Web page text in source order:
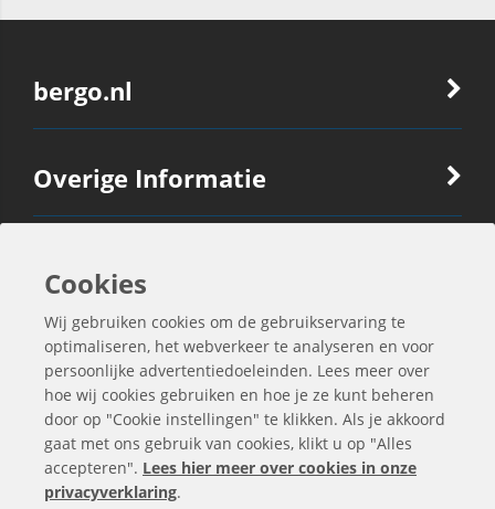
bergo.nl
Overige Informatie
Ook Interessant
Contactgegevens
Cookies
Wij gebruiken cookies om de gebruikservaring te
optimaliseren, het webverkeer te analyseren en voor
persoonlijke advertentiedoeleinden. Lees meer over
hoe wij cookies gebruiken en hoe je ze kunt beheren
door op "Cookie instellingen" te klikken. Als je akkoord
gaat met ons gebruik van cookies, klikt u op "Alles
accepteren". Lees hier meer over cookies in onze
privacyverklaring.